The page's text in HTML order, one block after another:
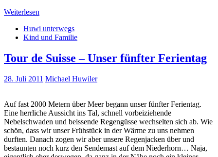
Weiterlesen
Huwi unterwegs
Kind und Familie
Tour de Suisse – Unser fünfter Ferientag
28. Juli 2011 Michael Huwiler
Auf fast 2000 Metern über Meer begann unser fünfter Ferientag.
Eine herrliche Aussicht ins Tal, schnell vorbeiziehende
Nebelschwaden und beissende Regengüsse wechselten sich ab. Wie
schön, dass wir unser Frühstück in der Wärme zu uns nehmen
durften. Danach zogen wir aber unsere Regenjacken über und
bestaunten noch kurz den Sendemast auf dem Niederhorn… Naja,